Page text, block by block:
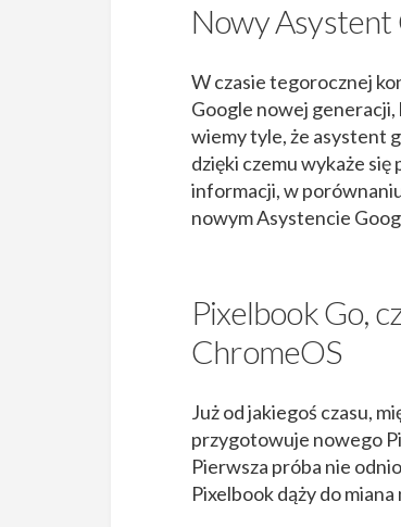
Nowy Asystent
W czasie tegorocznej
Google nowej generacji,
wiemy tyle, że asystent
dzięki czemu wykaże
informacji, w
nowym Asystencie
Pixelbook Go,
ChromeOS
Już od jakiegoś czasu,
przygotowuje nowego
Pierwsza próba nie
Pixelbook dąży do